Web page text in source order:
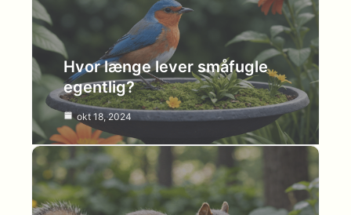
Hvor længe lever småfugle
egentlig?
okt 18, 2024